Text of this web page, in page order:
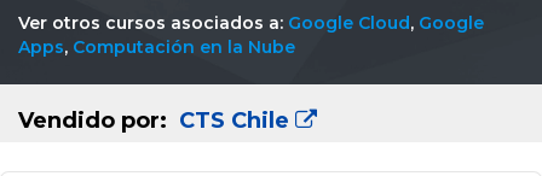
Ver otros cursos asociados a: Google Cloud, Google
Apps, Computación en la Nube
Vendido por: CTS Chile